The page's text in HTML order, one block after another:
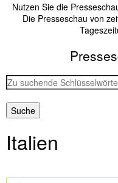
Nutzen Sie die
Die Presseschau von
Z
u
s
u
h
eItalien